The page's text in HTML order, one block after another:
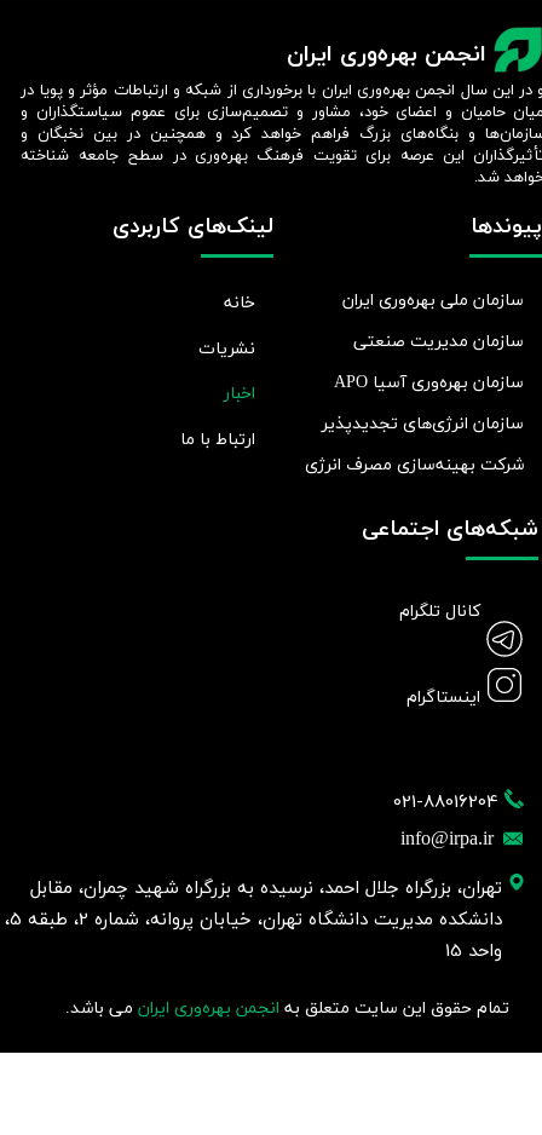
انجمن بهره‌وری ایران
021-88016204
info@irpa.ir
تهران، بزرگراه جلال احمد، نرسیده به بزرگراه شهید چمران، مقابل
دانشکده مدیریت دانشگاه تهران، خیابان پروانه، شماره 2، طبقه 5،
واحد 15
لینک‌های کاربردی
خانه
نشریات
اخبار
ارتباط با ما
پیوندها
سازمان ملی بهره‌وری ایران
سازمان مدیریت صنعتی
سازمان بهره‌وری آسیا APO
سازمان انرژی‌های تجدیدپذیر
شرکت بهينه‌سازی مصرف انرژی
شبکه‌های اجتماعی
کانال تلگرام
اینستاگرام
تمام حقوق این سایت متعلق به انجمن بهره‌وری ایران می باشد.
در این سال انجمن بهره‌وری ایران با برخورداری از شبکه و ارتباطات مؤثر و پویا در
حامیان و اعضای خود، مشاور و تصمیم‌سازی برای عموم سیاستگذاران و
و بنگاه‌های بزرگ فراهم خواهد کرد و همچنین در بین نخبگان و
این عرصه برای تقویت فرهنگ بهره‌وری در سطح جامعه شناخته
شد.​​​​​​​